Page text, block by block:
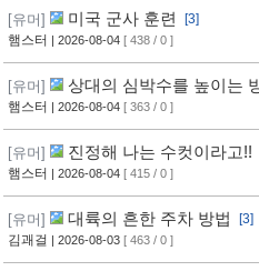
[유머] 미국 군사 훈련
[3]
햄스터 | 2026-08-04 [ 438 / 0 ]
[유머] 상대의 심박수를 높이는
햄스터 | 2026-08-04 [ 363 / 0 ]
[유머] 진정해 나는 수컷이라고!!
햄스터 | 2026-08-04 [ 415 / 0 ]
[유머] 대륙의 흔한 주차 방법
[3]
김괘걸 | 2026-08-03 [ 463 / 0 ]